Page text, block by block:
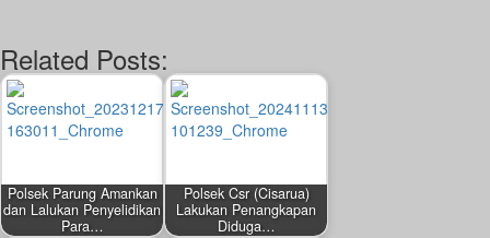
Related Posts:
Polsek Parung Amankan
dan Lalukan Penyelidikan
Para…
Polsek Csr (Cisarua)
Lakukan Penangkapan
Diduga…